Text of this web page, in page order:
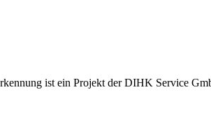
ist ein Projekt der DIHK Service